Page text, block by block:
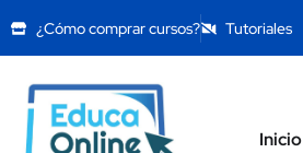
¿Cómo comprar cursos? Tutoriales
Inicio